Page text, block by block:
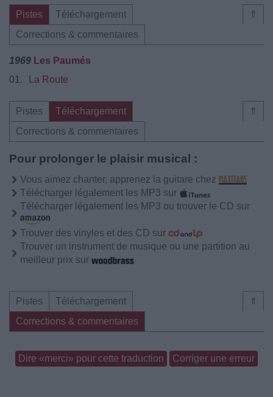
⇑
Pistes
Téléchargement
Corrections & commentaires
1969 Les Paumés
01.
La Route
⇑
Pistes
Téléchargement
Corrections & commentaires
Pour prolonger le plaisir musical :
Vous aimez chanter, apprenez la guitare chez
Télécharger légalement les MP3 sur
Télécharger légalement les MP3 ou trouver le CD sur
Trouver des vinyles et des CD sur
Trouver un instrument de musique ou une partition au
meilleur prix sur
⇑
Pistes
Téléchargement
Corrections & commentaires
Dire «merci» pour cette traduction Corriger une erreur